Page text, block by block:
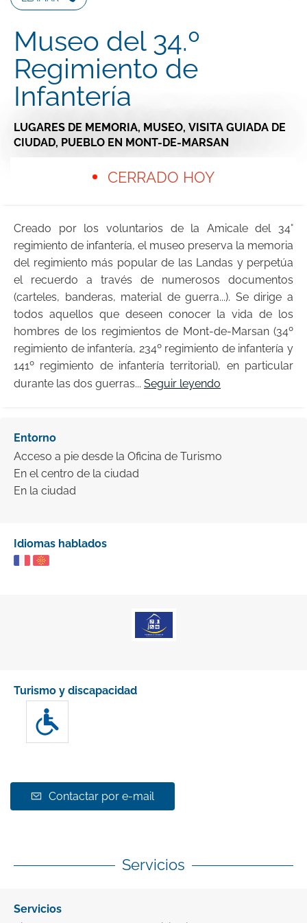
Museo del 34.º
Regimiento de
Infantería
LUGARES DE MEMORIA, MUSEO, VISITA GUIADA DE
CIUDAD, PUEBLO EN MONT-DE-MARSAN
CERRADO HOY
Creado por los voluntarios de la Amicale del 34°
regimiento de infantería, el museo preserva la memoria
del regimiento más popular de las Landas y perpetúa
el recuerdo a través de numerosos documentos
(carteles, banderas, material de guerra...). Se dirige a
todos aquellos que deseen conocer la vida de los
hombres de los regimientos de Mont-de-Marsan (34º
regimiento de infantería, 234º regimiento de infantería y
141º regimiento de infantería territorial), en particular
durante las dos guerras... Seguir leyendo
Entorno
Acceso a pie desde la Oficina de Turismo
En el centro de la ciudad
En la ciudad
Idiomas hablados
Turismo y discapacidad
Contactar por e-mail
Servicios
Servicios